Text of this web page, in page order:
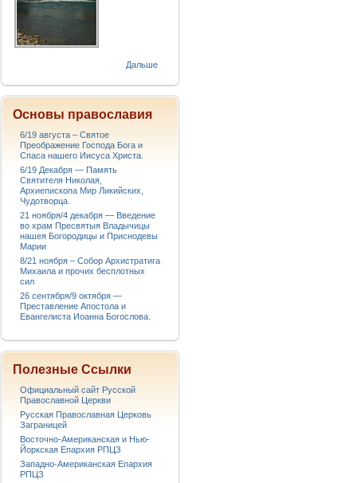
Дальше
Основы православия
6/19 августа – Святое
Преображение Господа Бога и
Спаса нашего Иисуса Христа.
6/19 Декабря — Память
Святителя Николая,
Архиепископа Мир Ликийских,
Чудотворца.
21 ноября/4 декабря — Введение
во храм Пресвятыя Владычицы
нашея Богородицы и Приснодевы
Марии
8/21 ноября – Собор Архистратига
Михаила и прочих бесплотных
сил
26 сентября/9 октября —
Преставление Апостола и
Евангелиста Иоанна Богослова.
Полезные Ссылки
Официальный сайт Русской
Православной Церкви
Русская Православная Церковь
Заграницей
Восточно-Американская и Нью-
Йоркская Епархия РПЦЗ
Западно-Американская Епархия
РПЦЗ